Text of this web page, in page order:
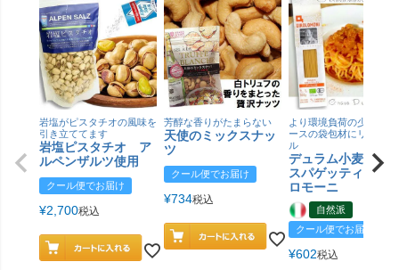
岩塩がピスタチオの風味を
引き立ててます
岩塩ピスタチオ ア
ルペンザルツ使用
クール便でお届け
¥2,700税込
芳醇な香りがたまらない
天使のミックスナッ
ツ
クール便でお届け
¥734税込
より環境負荷の少ない紙
ースの袋包材にリニュー
ル
デュラム小麦 有
スパゲッティ／ジ
ロモーニ
自然派
クール便でお届け
¥602税込